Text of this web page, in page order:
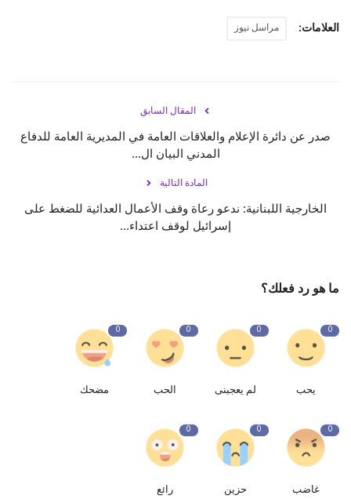
العلامات: مراسل نيوز
المقال السابق
صدر عن دائرة الإعلام والعلاقات العامة في المديرية العامة للدفاع
المدني البيان ال...
المادة التالية
الخارجية اللبنانية: ندعو رعاة وقف الأعمال العدائية للضغط على
إسرائيل لوقف اعتداء...
ما هو رد فعلك؟
0
يحب
0
لم يعجبنى
0
الحب
0
مضحك
0
غاضب
0
حزين
0
رائع